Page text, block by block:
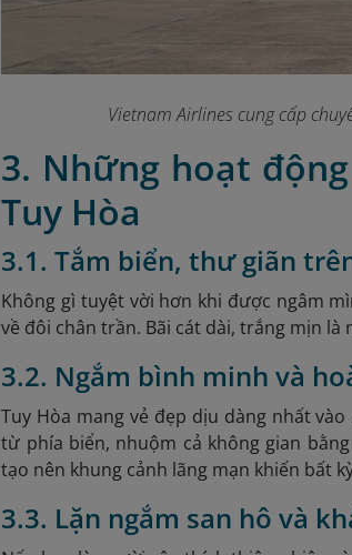
Vietnam Airlines cung cấp
3. Những hoạt
Tuy Hòa
3.1. Tắm biển, thư giãn
Không gì tuyệt vời hơn khi được ngâm
về đôi chân trần. Bãi cát dài, trắng mịn
3.2. Ngắm bình minh và
Tuy Hòa mang vẻ đẹp dịu dàng nhất
từ phía biển, nhuộm cả không gian
tạo nên khung cảnh lãng mạn khiến bất
3.3. Lặn ngắm san hô và